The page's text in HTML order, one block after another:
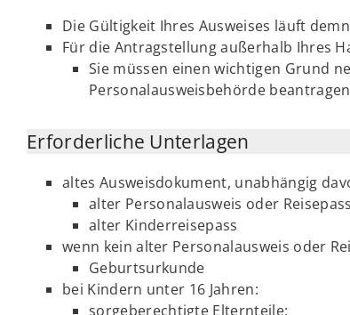
Die Gültigkeit Ihres Ausweises läuft
Für die Antragstellung außerhalb Ihres
Sie müssen einen wichtigen Grund
Personalausweisbehörde
Erforderliche Unterlagen
altes Ausweisdokument, unabhängig
alter Personalausweis oder Reisepass
alter Kinderreisepass
wenn kein alter Personalausweis oder
Geburtsurkunde
bei Kindern unter 16 Jahren:
sorgeberechtigte Elternteile: